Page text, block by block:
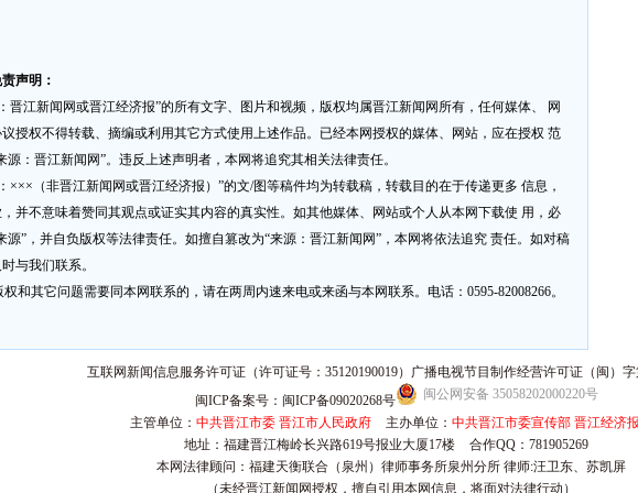
声明：
晋江新闻网或晋江经济报”的所有文字、图片和视频，版权均属晋江新闻网所有，任何媒体、 网
授权不得转载、摘编或利用其它方式使用上述作品。已经本网授权的媒体、网站，应在授权 范
源：晋江新闻网”。违反上述声明者，本网将追究其相关法律责任。
×××（非晋江新闻网或晋江经济报）”的文/图等稿件均为转载稿，转载目的在于传递更多 信息，
并不意味着赞同其观点或证实其内容的真实性。如其他媒体、网站或个人从本网下载使 用，必
源”，并自负版权等法律责任。如擅自篡改为“来源：晋江新闻网”，本网将依法追究 责任。如对稿
与我们联系。
和其它问题需要同本网联系的，请在两周内速来电或来函与本网联系。电话：0595-82008266。
互联网新闻信息服务许可证（许可证号：35120190019）广播电视节目制作经营许可证（闽）字
闽ICP备案号：闽ICP备09020268号
闽公网安备 35058202000220号
主管单位： 中共晋江市委 晋江市人民政府 主办单位： 中共晋江市委宣传部 晋江经济
地址：福建晋江梅岭长兴路619号报业大厦17楼
合作QQ：781905269
本网法律顾问：福建天衡联合（泉州）律师事务所泉州分所 律师:汪卫东、苏凯屏
（未经晋江新闻网授权，擅自引用本网信息，将面对法律行动）